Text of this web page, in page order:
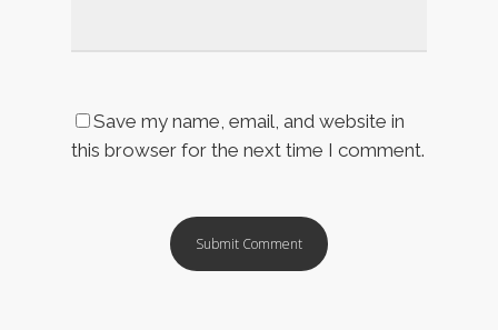
Save my name, email, and website in
this browser for the next time I comment.